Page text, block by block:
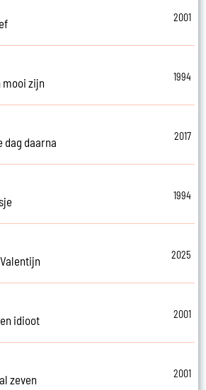
2001
mooi zijn
1994
dag daarna
2017
1994
2025
idioot
2001
zeven
2001